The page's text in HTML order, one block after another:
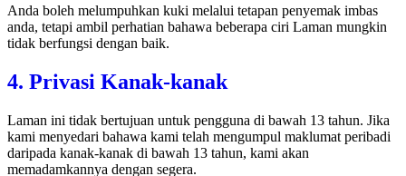
Anda boleh melumpuhkan kuki melalui tetapan penyemak imbas
anda, tetapi ambil perhatian bahawa beberapa ciri Laman mungkin
tidak berfungsi dengan baik.
4. Privasi Kanak-kanak
Laman ini tidak bertujuan untuk pengguna di bawah 13 tahun. Jika
kami menyedari bahawa kami telah mengumpul maklumat peribadi
daripada kanak-kanak di bawah 13 tahun, kami akan
memadamkannya dengan segera.